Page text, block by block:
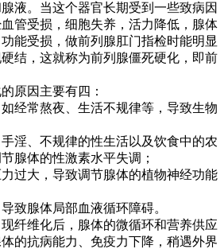
液。当这个器官长期受到一些致病因
管受损，细胞失养，活力降低，腺体
能受损，做前列腺肛门指检时能明显
结，这就称为前列腺僵死硬化，即前
原因主要有四：
经常熬夜、生活不规律等，导致生物
淫、不规律的性生活以及饮食中的农
腺体的性激素水平失调；
过大，导致调节腺体的植物神经功能
致腺体局部血液循环障碍。
纤维化后，腺体的微循环和营养供应
的抗病能力、免疫力下降，稍遇外界